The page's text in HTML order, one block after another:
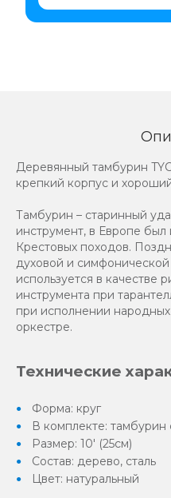
Деревянный тамбурин
крепкий корпус и
Тамбурин – старинный
инструмент, в Европе
Крестовых походов.
духовой и
используется в качестве
инструмента при
при исполнении
оркестре.
Технические
Форма: круг
В комплекте:
Размер: 10' (25cм)
Состав: дерево, сталь
Цвет: натуральный